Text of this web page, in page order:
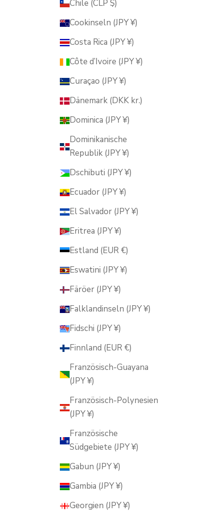
Chile (CLP $)
Cookinseln (JPY ¥)
Costa Rica (JPY ¥)
Côte d’Ivoire (JPY ¥)
Curaçao (JPY ¥)
Dänemark (DKK kr.)
Dominica (JPY ¥)
Dominikanische
Republik (JPY ¥)
Dschibuti (JPY ¥)
Ecuador (JPY ¥)
El Salvador (JPY ¥)
Eritrea (JPY ¥)
Estland (EUR €)
Eswatini (JPY ¥)
Färöer (JPY ¥)
Falklandinseln (JPY ¥)
Fidschi (JPY ¥)
Finnland (EUR €)
Französisch-Guayana
(JPY ¥)
Französisch-Polynesien
(JPY ¥)
Französische
Südgebiete (JPY ¥)
Gabun (JPY ¥)
Gambia (JPY ¥)
Georgien (JPY ¥)